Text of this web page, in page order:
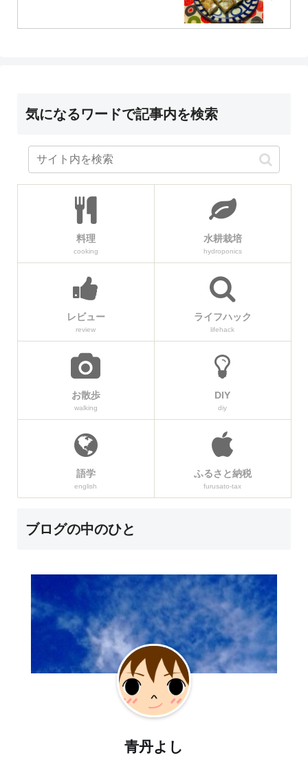
気になるワードで記事内を検索
料理
cooking
水耕栽培
hydroponics
レビュー
review
ライフハック
lifehack
お散歩
walking
DIY
diy
語学
english
ふるさと納税
furusato-tax
ブログの中のひと
青丹よし